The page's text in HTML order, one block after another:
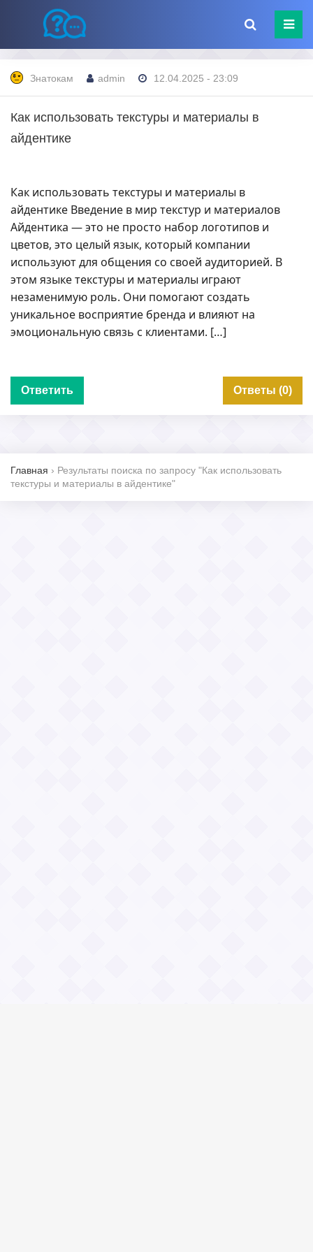
Знатокам admin 12.04.2025 - 23:09
Как использовать текстуры и материалы в
айдентике
Как использовать текстуры и материалы в
айдентике Введение в мир текстур и материалов
Айдентика — это не просто набор логотипов и
цветов, это целый язык, который компании
используют для общения со своей аудиторией. В
этом языке текстуры и материалы играют
незаменимую роль. Они помогают создать
уникальное восприятие бренда и влияют на
эмоциональную связь с клиентами. […]
Ответить Ответы (0)
Главная › Результаты поиска по запросу "Как использовать
текстуры и материалы в айдентике"